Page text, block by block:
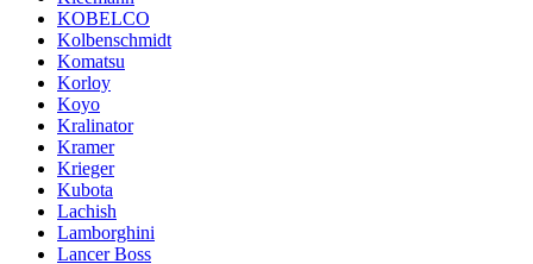
KOBELCO
Kolbenschmidt
Komatsu
Korloy
Koyo
Kralinator
Kramer
Krieger
Kubota
Lachish
Lamborghini
Lancer Boss